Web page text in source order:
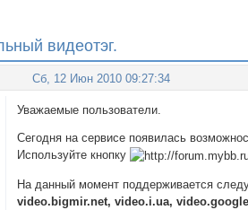
видеотэг.
Сб, 12 Июн 2010 09:27:34
Уважаемые пользователи.
Сегодня на сервисе появилась
Используйте кнопку
На данный момент поддерживается
video.bigmir.net, video.i.ua,